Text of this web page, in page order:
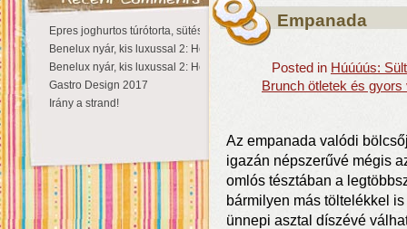
Epres joghurtos túrótorta, sütés nélkül
Benelux nyár, kis luxussal 2: Hollandia
Benelux nyár, kis luxussal 2: Hollandia
Gastro Design 2017
Irány a strand!
Empanada
Posted in Húúúús:
Brunch ötletek és
Az empanada valódi
igazán népszerűvé mégis
omlós tésztában a
bármilyen más töltelékkel
ünnepi asztal díszévé